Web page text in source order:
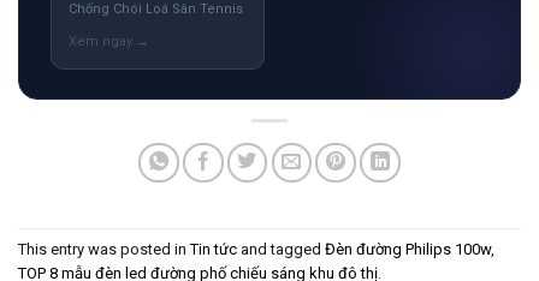
Chống Chói Loá Sân Tennis
This entry was posted inTin tức and tagged Đèn đường Philips 100w,
TOP 8 mẫu đèn led đường phố chiếu sáng khu đô thị